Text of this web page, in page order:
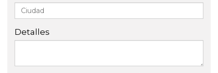
Detalles